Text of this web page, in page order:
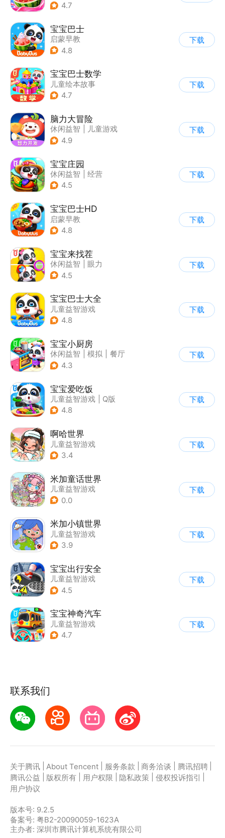
4.7
宝宝巴士
启蒙早教
| 儿童益智游戏
4.8
下载
宝宝巴士数学
儿童绘本故事
4.7
下载
脑力大冒险
休闲益智
儿童游戏
| 卡通
4.9
下载
宝宝庄园
休闲益智
经营
| 田园生活
4.5
下载
宝宝巴士HD
启蒙早教
| 儿童益智游戏
4.8
下载
宝宝来找茬
休闲益智
眼力
| 宝宝巴士
4.5
下载
宝宝巴士大全
儿童益智游戏
| 启蒙早教
4.8
下载
宝宝小厨房
休闲益智 模拟
餐厅
| 宝宝巴士
4.3
下载
宝宝爱吃饭
儿童益智游戏
Q版
4.8
下载
啊哈世界
儿童益智游戏
3.4
下载
米加童话世界
儿童益智游戏
0.0
下载
米加小镇世界
儿童益智游戏
3.9
下载
宝宝出行安全
儿童益智游戏
4.5
下载
宝宝神奇汽车
儿童益智游戏
4.7
下载
联系我们
关于腾讯 About Tencent 服务条款 商务洽谈 腾讯招聘
腾讯公益
版权所有 用户权限 隐私政策 侵权投诉指引
用户协议
版本号: 9.2.5
备案号: 粤B2-20090059-1623A
主办者: 深圳市腾讯计算机系统有限公司